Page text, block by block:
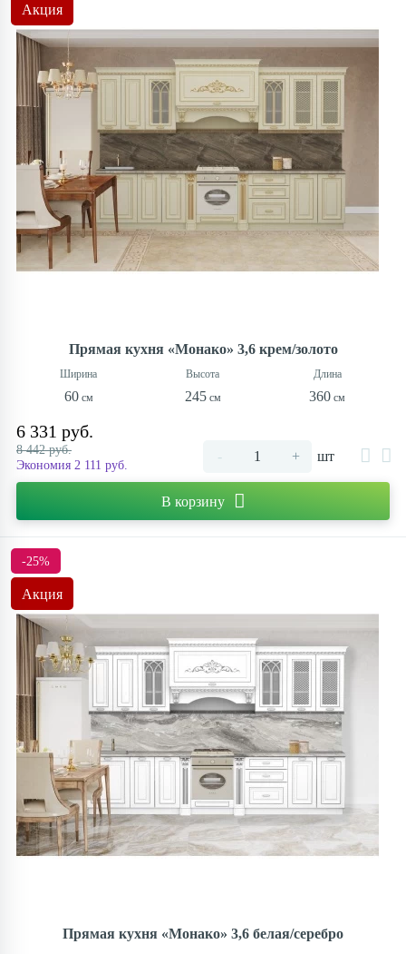
Акция
Прямая кухня «Монако» 3,6 крем/золото
60 245 360
6 331 руб.
8 442 руб.
Экономия 2 111 руб.
- + шт
В корзину
-25%
Акция
Прямая кухня «Монако» 3,6 белая/серебро